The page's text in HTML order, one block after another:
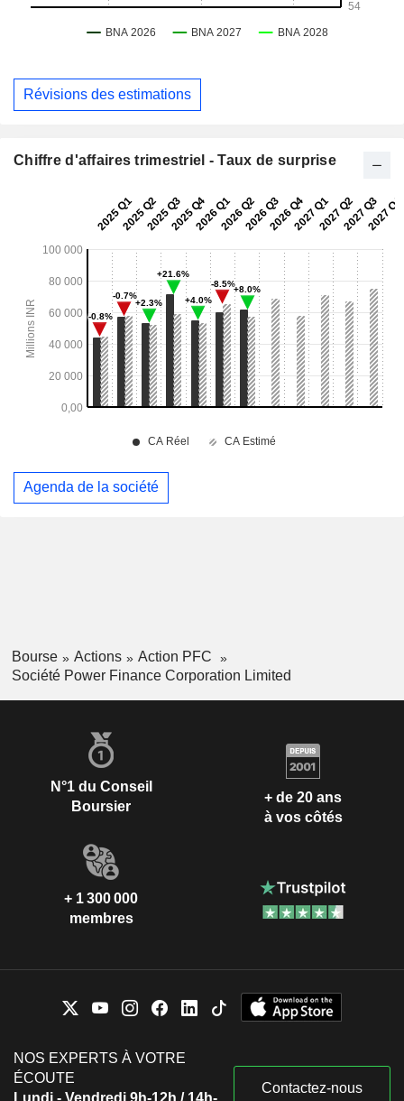
Révisions des estimations
Chiffre d'affaires trimestriel - Taux de surprise
Agenda de la société
Bourse Actions
Action PFC
Société Power Finance Corporation Limited
N°1 du Conseil
Boursier
+ de 20 ans
à vos côtés
+ 1 300 000
membres
NOS EXPERTS À VOTRE
ÉCOUTE
Lundi - Vendredi 9h-12h / 14h-
Contactez-nous